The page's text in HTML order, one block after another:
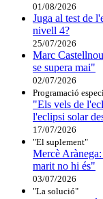
01/08/2026
Juga al test de
nivell 4?
25/07/2026
Marc
se supera mai"
02/07/2026
Programació
"Els vels de
l'eclipsi solar
17/07/2026
"El suplement"
Mercè
marit no hi és"
03/07/2026
"La solució"